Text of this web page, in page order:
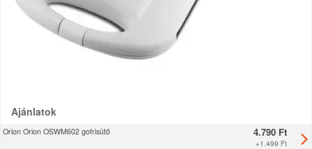
Ajánlatok
Orion Orion OSWM602 gofrisütő 4.790 Ft
+1.499 Ft